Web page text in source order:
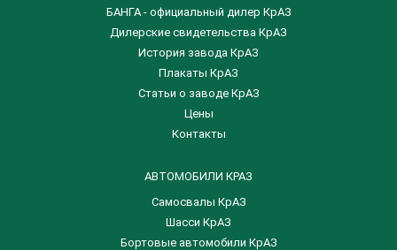
БАНГА - официальный дилер КрАЗ
Дилерские свидетельства КрАЗ
История завода КрАЗ
Плакаты КрАЗ
Статьи о заводе КрАЗ
Цены
Контакты
АВТОМОБИЛИ КРАЗ
Самосвалы КрАЗ
Шасси КрАЗ
Бортовые автомобили КрАЗ